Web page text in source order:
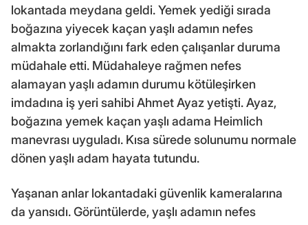
lokantada meydana geldi. Yemek yediği sırada
boğazına yiyecek kaçan yaşlı adamın nefes
almakta zorlandığını fark eden çalışanlar duruma
müdahale etti. Müdahaleye rağmen nefes
alamayan yaşlı adamın durumu kötüleşirken
imdadına iş yeri sahibi Ahmet Ayaz yetişti. Ayaz,
boğazına yemek kaçan yaşlı adama Heimlich
manevrası uyguladı. Kısa sürede solunumu normale
dönen yaşlı adam hayata tutundu.
Yaşanan anlar lokantadaki güvenlik kameralarına
da yansıdı. Görüntülerde, yaşlı adamın nefes